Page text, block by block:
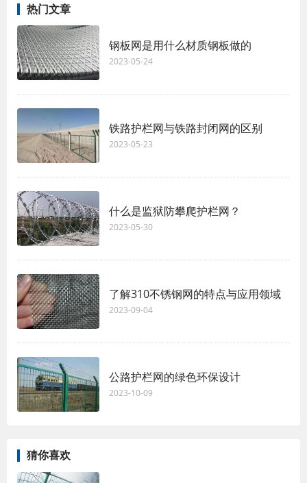
热门文章
钢板网是用什么材质钢板做的
2023-05-24
铁路护栏网与铁路封闭网的区别
2023-05-23
什么是监狱防攀爬护栏网？
2023-05-30
了解310不锈钢网的特点与应用领域
2023-09-04
公路护栏网的绿色环保设计
2023-10-09
猜你喜欢